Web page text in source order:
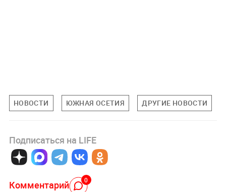
НОВОСТИ ЮЖНАЯ ОСЕТИЯ ДРУГИЕ НОВОСТИ
Подписаться на LIFE
Комментарий 0